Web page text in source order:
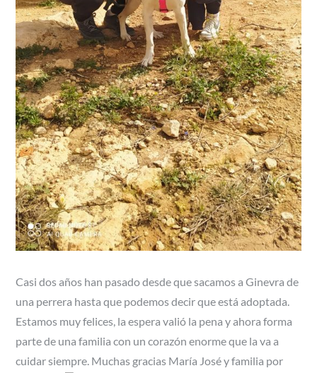
Casi dos años han pasado desde que sacamos a Ginevra de
una perrera hasta que podemos decir que está adoptada.
Estamos muy felices, la espera valió la pena y ahora forma
parte de una familia con un corazón enorme que la va a
cuidar siempre. Muchas gracias María José y familia por